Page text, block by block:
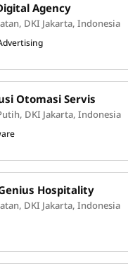
Agency
DKI Jakarta, Indonesia
Otomasi Servis
DKI Jakarta, Indonesia
Hospitality
DKI Jakarta, Indonesia